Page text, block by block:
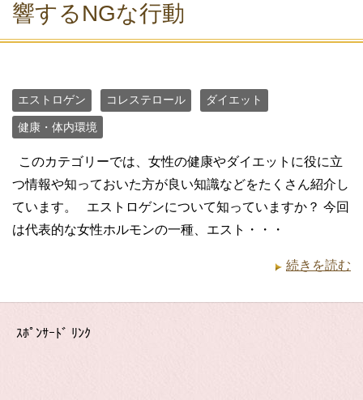
響するNGな行動
エストロゲン コレステロール ダイエット
健康・体内環境
このカテゴリーでは、女性の健康やダイエットに役に立
つ情報や知っておいた方が良い知識などをたくさん紹介し
ています。 エストロゲンについて知っていますか？ 今回
は代表的な女性ホルモンの一種、エスト・・・
続きを読む
ｽﾎﾟﾝｻｰﾄﾞ ﾘﾝｸ